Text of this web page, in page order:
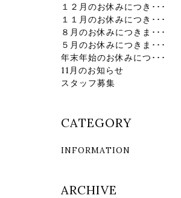
１２月のお休みにつき･･･
１１月のお休みにつき･･･
８月のお休みにつきま･･･
５月のお休みにつきま･･･
年末年始のお休みにつ･･･
11月のお知らせ
スタッフ募集
CATEGORY
INFORMATION
ARCHIVE